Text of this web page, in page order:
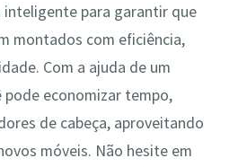
inteligente para garantir que
montados com eficiência,
Com a ajuda de um
pode economizar tempo,
de cabeça, aproveitando
móveis. Não hesite em